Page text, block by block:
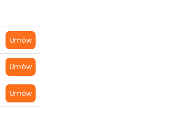
Umów
Umów
Umów